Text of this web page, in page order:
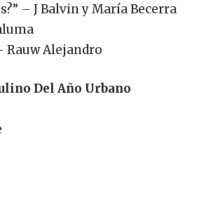
– J Balvin y María Becerra
Rauw Alejandro
Del Año Urbano